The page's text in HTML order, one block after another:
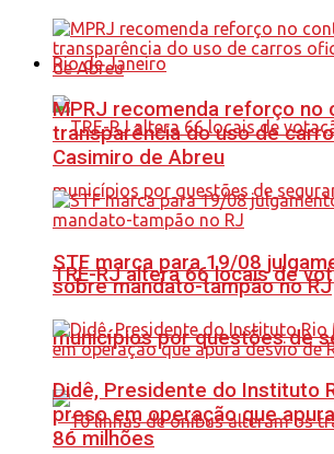
Rio de Janeiro
TRE-RJ altera 66 locais de
municípios por questões de
MPRJ recomenda reforço no
transparência do uso de
Casimiro de Abreu
STF marca para 19/08
sobre mandato-tampão no RJ
Didê, Presidente do Instituto
preso em operação que
86 milhões